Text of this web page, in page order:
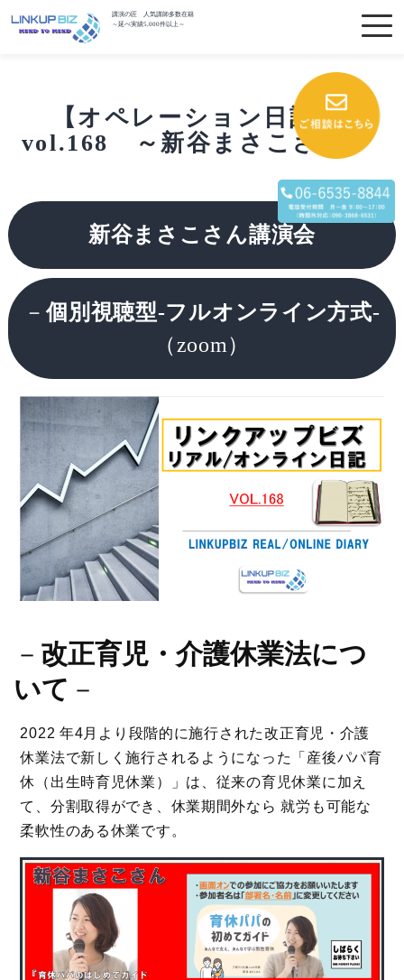
講演の匠 人気講師多数在籍
～延べ実績5,000件以上～
【オペレーション日記】
vol.168 ～新谷まさこさん～
新谷まさこさん講演会
－個別視聴型-フルオンライン方式-
（zoom）
－ 改正育児・介護休業法につ
いて －
2022 年4月より段階的に施行された改正育児・介護
休業法で新しく施行されるようになった「産後パパ育
休（出生時育児休業）」は、従来の育児休業に加え
て、分割取得ができ、休業期間外なら 就労も可能な
柔軟性のある休業です。